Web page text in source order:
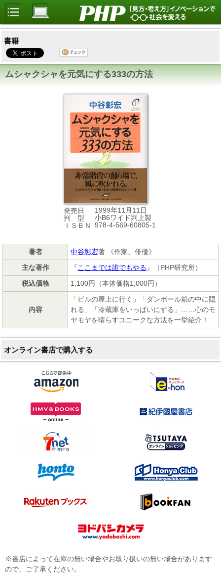
書籍
ムシャクシャを元気にする333の方法
発売日
1999年11月11日
判 型
小B6ワイド判上製
ＩＳＢＮ
978-4-569-60805-1
著者 中谷彰宏著 《作家、俳優》
主な著作
『ここまでは誰でもやる 』（PHP研究所）
税込価格
1,100円（本体価格1,000円）
内容
「ビルの屋上に行く」「ダンボール箱の中に隠
れる」「冷蔵庫をいっぱいにする」……心のモ
ヤモヤを晴らすユニークな方法を一挙紹介！
オンライン書店で購入する
※書店によって在庫の無い場合やお取り扱いの無い場合があります
ので、ご了承ください。